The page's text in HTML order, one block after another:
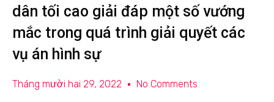
dân tối cao giải đáp một số vướng
mắc trong quá trình giải quyết các
vụ án hình sự
Tháng mười hai 29, 2022 No Comments